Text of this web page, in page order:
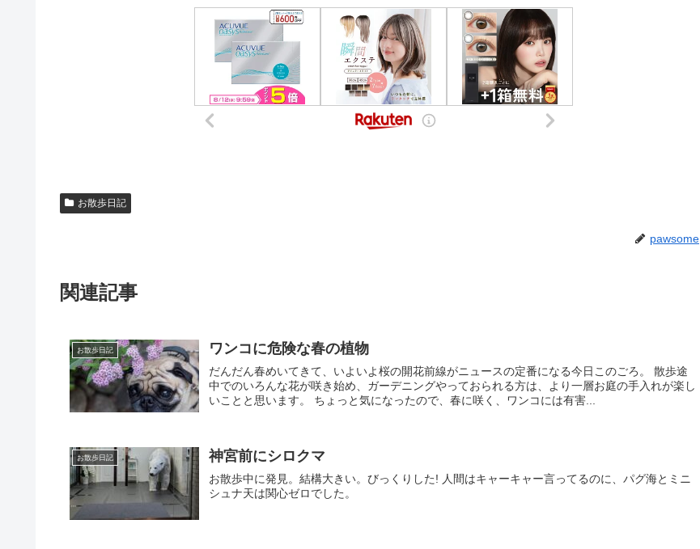
お散歩日記
pawsome
関連記事
お散歩日記 ワンコに危険な春の植物
だんだん春めいてきて、いよいよ桜の開花前線がニュースの定番になる今日このごろ。 散歩途
中でのいろんな花が咲き始め、ガーデニングやっておられる方は、より一層お庭の手入れが楽し
いことと思います。 ちょっと気になったので、春に咲く、ワンコには有害...
お散歩日記 神宮前にシロクマ
お散歩中に発見。結構大きい。びっくりした! 人間はキャーキャー言ってるのに、パグ海とミニ
シュナ天は関心ゼロでした。